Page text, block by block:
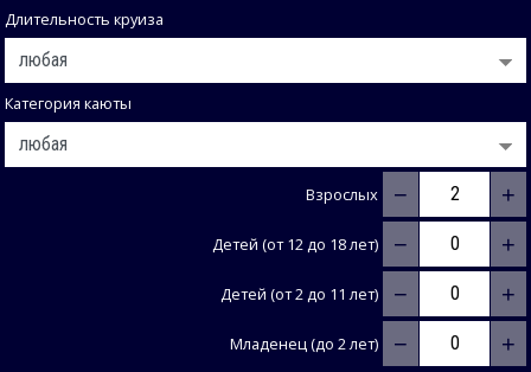
Длительность круиза
Категория каюты
Взрослых − +
Детей (от 12 до 18 лет) − +
Детей (от 2 до 11 лет) − +
Младенец (до 2 лет) − +